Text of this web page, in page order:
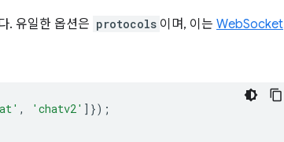
. 유일한 옵션은 protocols 이며, 이는 WebSocket
, 'chatv2' ]});